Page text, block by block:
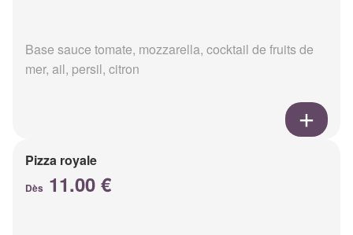
Base sauce tomate, mozzarella, cocktail de fruits de
mer, ail, persil, citron
Pizza royale
Dès 11.00 €